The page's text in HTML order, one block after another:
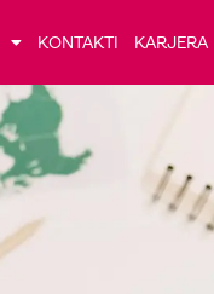
KONTAKTI KARJERA